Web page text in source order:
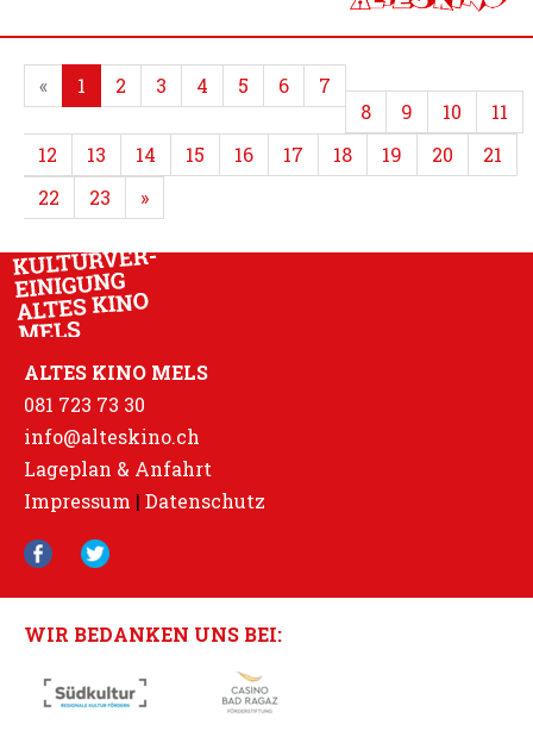
« 1 2 3 4 5 6
7
8
9 10
11
12
13 14 15 16 17 18 19 20
21
22
23 »
ALTES KINO MELS
081 723 73 30
info@alteskino.ch
Lageplan & Anfahrt
Impressum | Datenschutz
WIR BEDANKEN UNS BEI: